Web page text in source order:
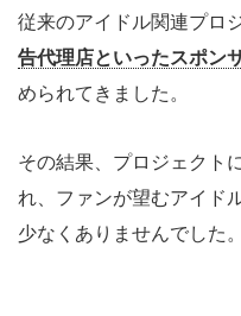
従来のアイドル関連プロ
告代理店といったスポン
められてきました。
その結果、プロジェクト
れ、ファンが望むアイド
少なくありませんでした。